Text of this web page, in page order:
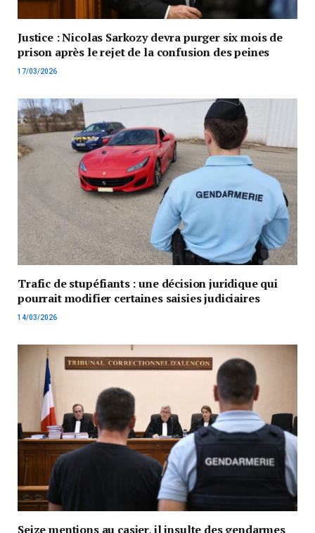
Justice : Nicolas Sarkozy devra purger six mois de
prison après le rejet de la confusion des peines
17/03/2026
Trafic de stupéfiants : une décision juridique qui
pourrait modifier certaines saisies judiciaires
14/03/2026
Seize mentions au casier, il insulte des gendarmes